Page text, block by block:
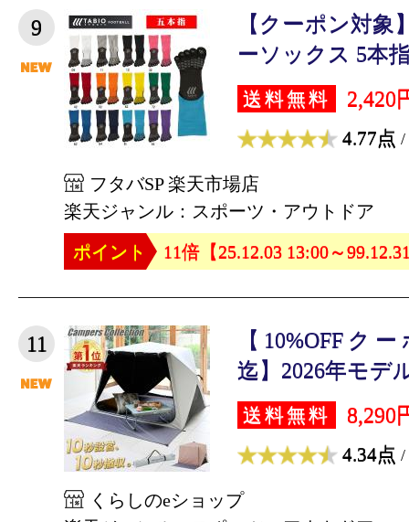
9
【クーポン対
ーソックス 5本
送料無料 2,420
4.77点 /
フタバSP 楽天市場店
楽天ジャンル：スポーツ・アウトドア
ポイント
11倍【25.12.03 13:00～
11
【10%OFFク
迄】2026年モデ
送料無料 8,290
4.34点 /
くらしのeショップ